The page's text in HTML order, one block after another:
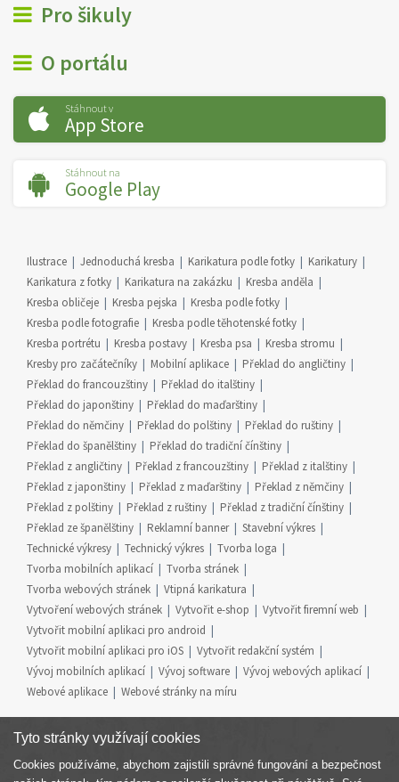
Pro šikuly
O portálu
Stáhnout v
App Store
Stáhnout na
Google Play
Ilustrace Jednoduchá kresba Karikatura podle fotky
Karikatury
Karikatura z fotky
Karikatura na zakázku
Kresba anděla
Kresba obličeje
Kresba pejska
Kresba podle fotky
Kresba podle fotografie
Kresba podle těhotenské fotky
Kresba portrétu
Kresba postavy Kresba psa
Kresba stromu
Kresby pro začátečníky
Mobilní aplikace
Překlad do angličtiny
Překlad do francouzštiny
Překlad do italštiny
Překlad do japonštiny
Překlad do maďarštiny
Překlad do němčiny
Překlad do polštiny
Překlad do ruštiny
Překlad do španělštiny
Překlad do tradiční čínštiny
Překlad z angličtiny
Překlad z francouzštiny
Překlad z italštiny
Překlad z japonštiny
Překlad z maďarštiny
Překlad z němčiny
Překlad z polštiny
Překlad z ruštiny
Překlad z tradiční čínštiny
Překlad ze španělštiny
Reklamní banner
Stavební výkres
Technické výkresy
Technický výkres
Tvorba loga
Tvorba mobilních aplikací
Tvorba stránek
Tvorba webových stránek
Vtipná karikatura
Vytvoření webových stránek
Vytvořit e-shop
Vytvořit firemní web
Vytvořit mobilní aplikaci pro android
Vytvořit mobilní aplikaci pro iOS
Vytvořit redakční systém
Vývoj mobilních aplikací
Vývoj software
Vývoj webových aplikací
Webové aplikace
Webové stránky na míru
Tyto stránky využívají cookies
Cookies používáme, abychom zajistili správné fungování a bezpečnost